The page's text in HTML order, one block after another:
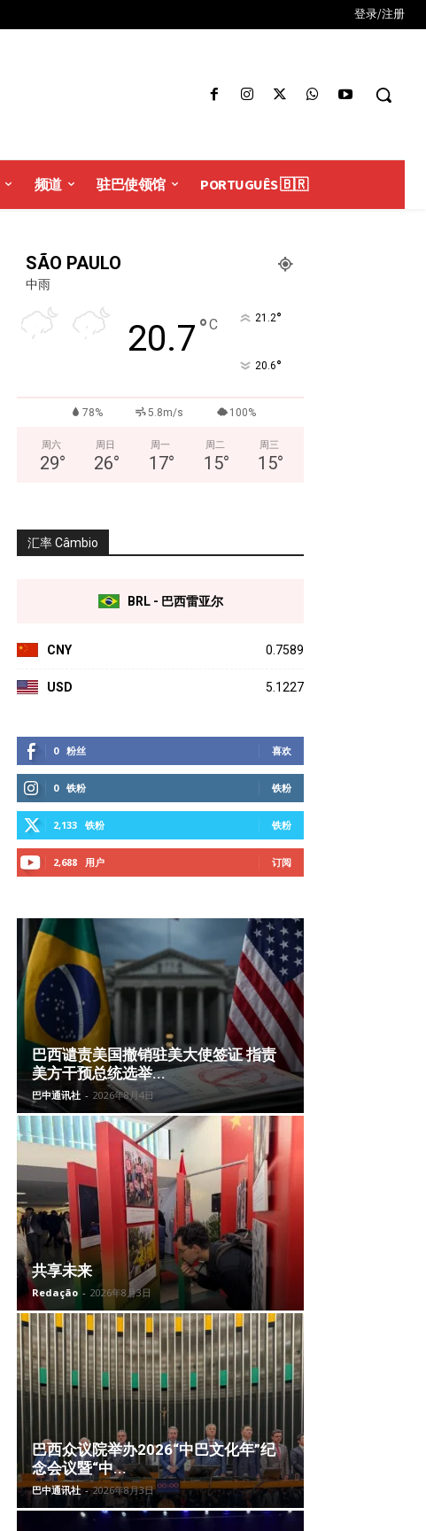
登录/注册
频道 驻巴使领馆 PORTUGUÊS 🇧🇷
SÃO PAULO
中雨
20.7°C 21.2°
20.6°
78% 5.8m/s 100%
周六
29°
周日
26°
周一
17°
周二
15°
周三
15°
汇率 Câmbio
BRL - 巴西雷亚尔
CNY 0.7589
USD 5.1227
0 粉丝 喜欢
0 铁粉 铁粉
2,133 铁粉 铁粉
2,688 用户 订阅
巴西谴责美国撤销驻美大使签证 指责
美方干预总统选举...
巴中通讯社 - 2026年8月4日
共享未来
Redação - 2026年8月3日
巴西众议院举办2026“中巴文化年”纪
念会议暨“中...
巴中通讯社 - 2026年8月3日